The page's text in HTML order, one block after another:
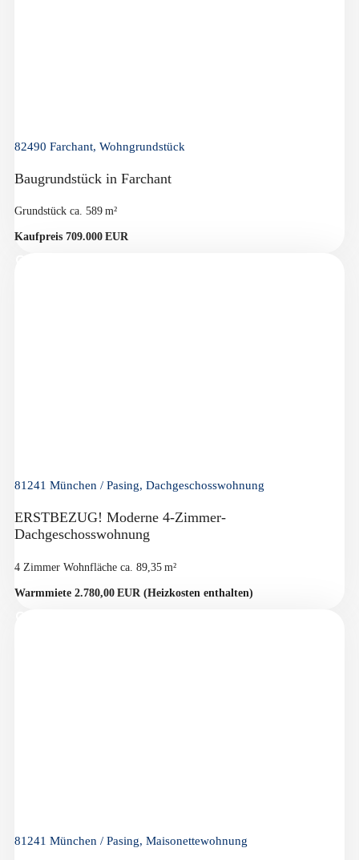
82490 Farchant, Wohngrundstück
Baugrundstück in Farchant
Grund­stück ca. 589 m²
Kaufpreis 709.000 EUR
81241 München / Pasing, Dachgeschosswohnung
ERSTBEZUG! Moderne 4-Zimmer-
Dachgeschosswohnung
4 Zimmer Wohnfläche ca. 89,35 m²
Warmmiete 2.780,00 EUR (Heizkosten enthalten)
81241 München / Pasing, Maisonettewohnung